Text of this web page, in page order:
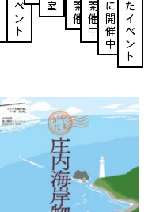
ベ
ン
ト
室
開
催
開
催
中
に
開
催
中
た
イ
ベ
ン
ト